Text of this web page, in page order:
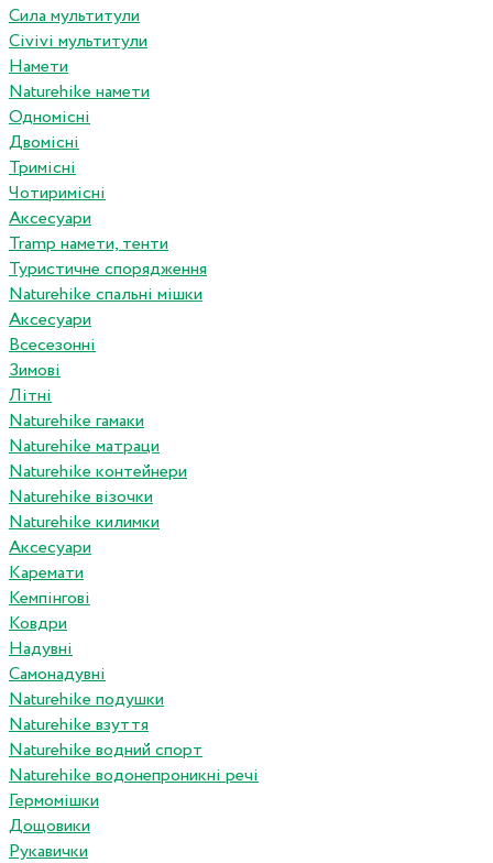
Сила мультитули
Civivi мультитули
Намети
Naturehike намети
Одномісні
Двомісні
Тримісні
Чотиримісні
Аксесуари
Tramp намети, тенти
Туристичне спорядження
Naturehike спальні мішки
Аксесуари
Всесезонні
Зимові
Літні
Naturehike гамаки
Naturehike матраци
Naturehike контейнери
Naturehike візочки
Naturehike килимки
Аксесуари
Каремати
Кемпінгові
Ковдри
Надувні
Самонадувні
Naturehike подушки
Naturehike взуття
Naturehike водний спорт
Naturehike водонепроникні речі
Гермомішки
Дощовики
Рукавички